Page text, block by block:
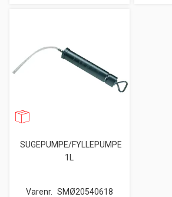
SUGEPUMPE/FYLLEPUMPE
1L
Varenr. SMØ20540618